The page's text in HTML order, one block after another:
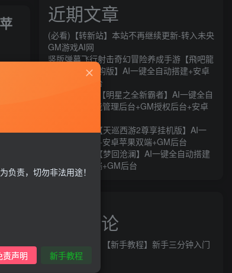
近期文章
(必看)【转新站】本站不再继续更新-转入未央
GM游戏AI网
竖版弹幕飞行射击奇幻冒险养成手游【飛吧龍
騎士代金券内购版】AI一键全自动搭建+安卓
+CDK授权后台
横版闯关手游【明星之全新霸者】AI一键全自
动搭建+全功能管理后台+GM授权后台+安卓
MT3换皮MH【天巡西游2尊享挂机版】AI一
键全自动搭建+安卓苹果双端+GM后台
MT3换皮MH【梦回沧澜】AI一键全自动搭建
+安卓苹果双端+GM后台
近期评论
【新手教程】新手三分钟入门
AI全自动搭建
责，切勿非法用途！
责声明 新手教程